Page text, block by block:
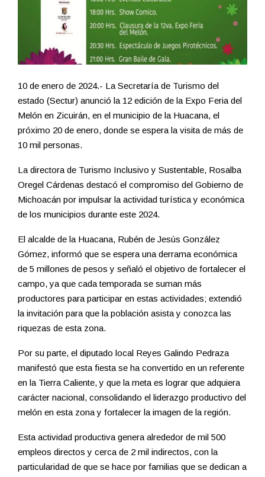
10 de enero de 2024.- La Secretaría de Turismo del
estado (Sectur) anunció la 12 edición de la Expo Feria del
Melón en Zicuirán, en el municipio de la Huacana, el
próximo 20 de enero, donde se espera la visita de más de
10 mil personas.
La directora de Turismo Inclusivo y Sustentable, Rosalba
Oregel Cárdenas destacó el compromiso del Gobierno de
Michoacán por impulsar la actividad turística y económica
de los municipios durante este 2024.
El alcalde de la Huacana, Rubén de Jesús González
Gómez, informó que se espera una derrama económica
de 5 millones de pesos y señaló el objetivo de fortalecer el
campo, ya que cada temporada se suman más
productores para participar en estas actividades; extendió
la invitación para que la población asista y conozca las
riquezas de esta zona.
Por su parte, el diputado local Reyes Galindo Pedraza
manifestó que esta fiesta se ha convertido en un referente
en la Tierra Caliente, y que la meta es lograr que adquiera
carácter nacional, consolidando el liderazgo productivo del
melón en esta zona y fortalecer la imagen de la región.
Esta actividad productiva genera alrededor de mil 500
empleos directos y cerca de 2 mil indirectos, con la
particularidad de que se hace por familias que se dedican a